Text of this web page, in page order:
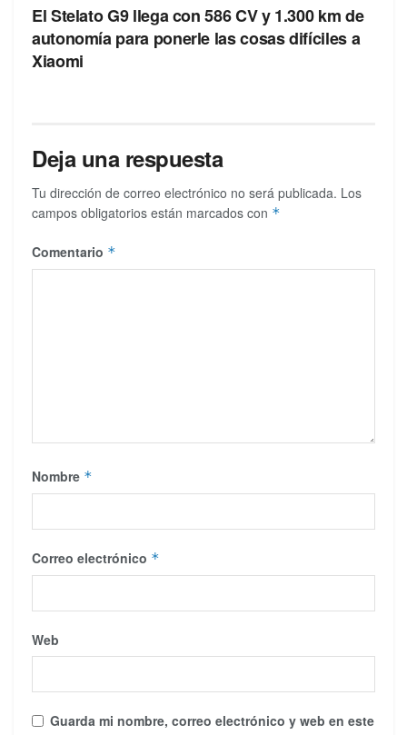
El Stelato G9 llega con 586 CV y 1.300 km de
autonomía para ponerle las cosas difíciles a
Xiaomi
Deja una respuesta
Tu dirección de correo electrónico no será publicada. Los
campos obligatorios están marcados con *
Comentario *
Nombre *
Correo electrónico *
Web
Guarda mi nombre, correo electrónico y web en este